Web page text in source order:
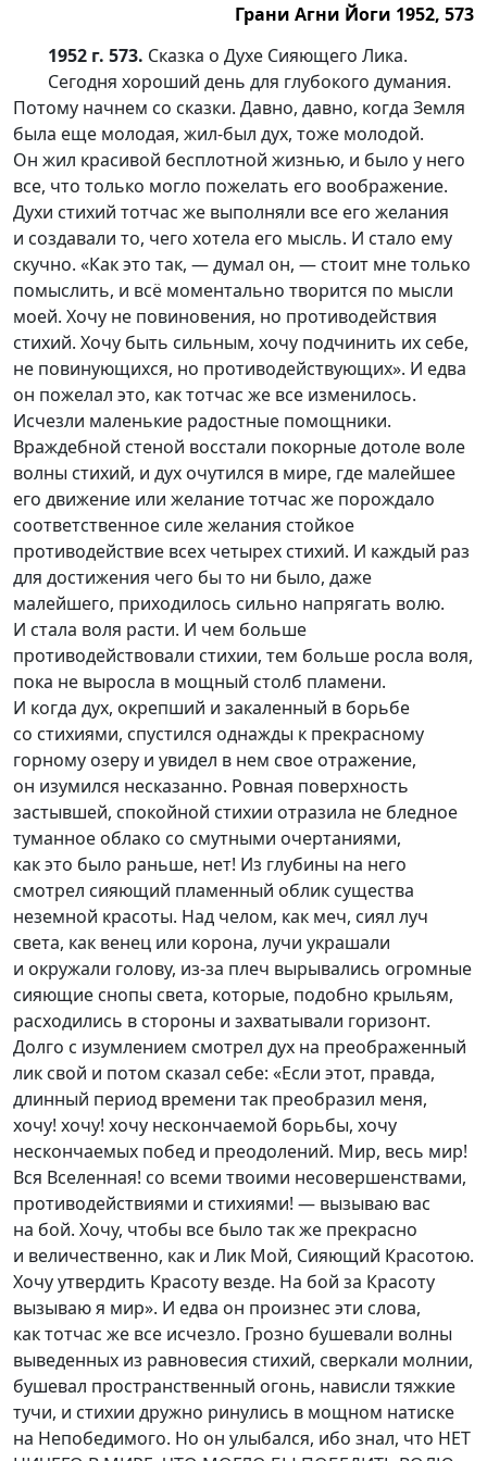
Грани Агни Йоги 1952, 573
1952 г. 573. Сказка о Духе Сияющего Лика.
Сегодня хороший день для глубокого думания.
Потому начнем со сказки. Давно, давно, когда Земля
была еще молодая, жил-был дух, тоже молодой.
Он жил красивой бесплотной жизнью, и было у него
все, что только могло пожелать его воображение.
Духи стихий тотчас же выполняли все его желания
и создавали то, чего хотела его мысль. И стало ему
скучно. «Как это так, — думал он, — стоит мне только
помыслить, и всё моментально творится по мысли
моей. Хочу не повиновения, но противодействия
стихий. Хочу быть сильным, хочу подчинить их себе,
не повинующихся, но противодействующих». И едва
он пожелал это, как тотчас же все изменилось.
Исчезли маленькие радостные помощники.
Враждебной стеной восстали покорные дотоле воле
волны стихий, и дух очутился в мире, где малейшее
его движение или желание тотчас же порождало
соответственное силе желания стойкое
противодействие всех четырех стихий. И каждый раз
для достижения чего бы то ни было, даже
малейшего, приходилось сильно напрягать волю.
И стала воля расти. И чем больше
противодействовали стихии, тем больше росла воля,
пока не выросла в мощный столб пламени.
И когда дух, окрепший и закаленный в борьбе
со стихиями, спустился однажды к прекрасному
горному озеру и увидел в нем свое отражение,
он изумился несказанно. Ровная поверхность
застывшей, спокойной стихии отразила не бледное
туманное облако со смутными очертаниями,
как это было раньше, нет! Из глубины на него
смотрел сияющий пламенный облик существа
неземной красоты. Над челом, как меч, сиял луч
света, как венец или корона, лучи украшали
и окружали голову, из-за плеч вырывались огромные
сияющие снопы света, которые, подобно крыльям,
расходились в стороны и захватывали горизонт.
Долго с изумлением смотрел дух на преображенный
лик свой и потом сказал себе: «Если этот, правда,
длинный период времени так преобразил меня,
хочу! хочу! хочу нескончаемой борьбы, хочу
нескончаемых побед и преодолений. Мир, весь мир!
Вся Вселенная! со всеми твоими несовершенствами,
противодействиями и стихиями! — вызываю вас
на бой. Хочу, чтобы все было так же прекрасно
и величественно, как и Лик Мой, Сияющий Красотою.
Хочу утвердить Красоту везде. На бой за Красоту
вызываю я мир». И едва он произнес эти слова,
как тотчас же все исчезло. Грозно бушевали волны
выведенных из равновесия стихий, сверкали молнии,
бушевал пространственный огонь, нависли тяжкие
тучи, и стихии дружно ринулись в мощном натиске
на Непобедимого. Но он улыбался, ибо знал, что НЕТ